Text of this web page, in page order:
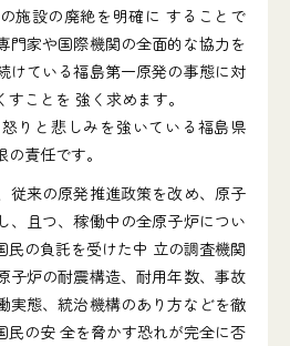
施設の廃絶を明確に することで
門家や国際機関の全面的な協力を
けている福島第一原発の事態に対
ことを 強く求めます。
りと悲しみを強いている福島県
責任です。
従来の原発推進政策を改め、原子
、且つ、稼働中の全原子炉につい
民の負託を受けた中 立の調査機関
子炉の耐震構造、耐用年数、事故
実態、統治機構のあり方などを徹
民の安 全を脅かす恐れが完全に否